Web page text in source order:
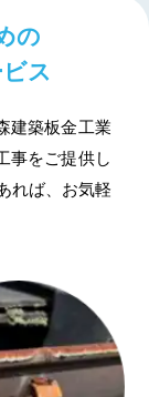
の
ス
建築板金工業
事をご提供し
れば、お気軽